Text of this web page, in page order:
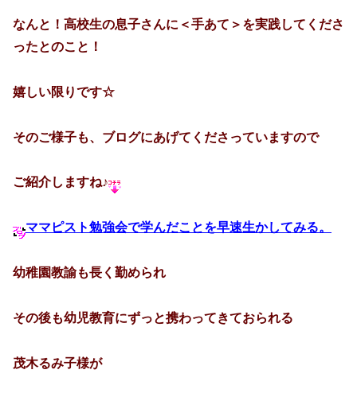
なんと！高校生の息子さんに＜手あて＞を実践してくださ
ったとのこと！
嬉しい限りです☆
そのご様子も、ブログにあげてくださっていますので
ご紹介しますね♪
ママピスト勉強会で学んだことを早速生かしてみる。
幼稚園教諭も長く勤められ
その後も幼児教育にずっと携わってきておられる
茂木るみ子様が